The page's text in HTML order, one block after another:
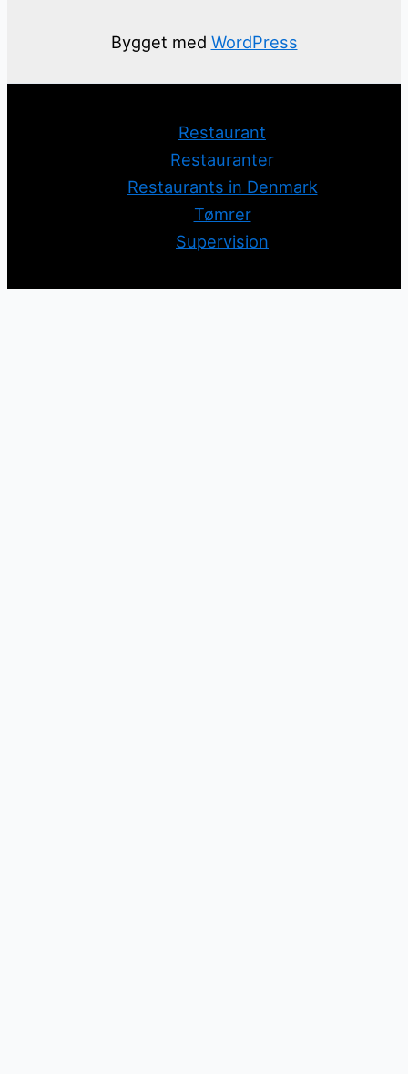
Bygget med WordPress
Restaurant
Restauranter
Restaurants in Denmark
Tømrer
Supervision